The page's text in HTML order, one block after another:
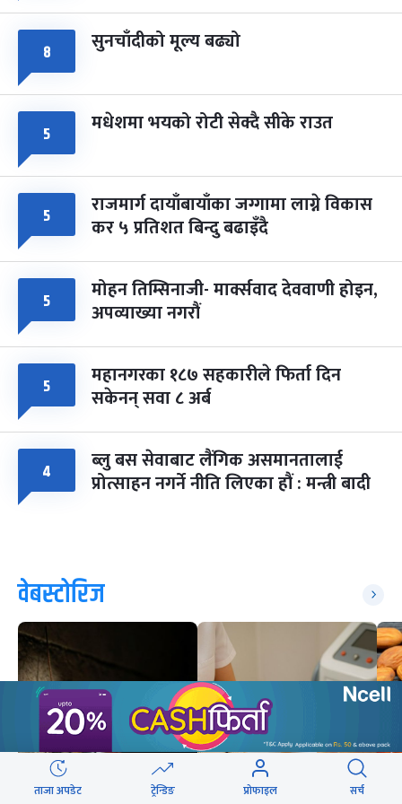
८ सुनचाँदीको मूल्य बढ्यो
५ मधेशमा भयको रोटी सेक्दै सीके राउत
५ राजमार्ग दायाँबायाँका जग्गामा लाग्ने विकास
कर ५ प्रतिशत बिन्दु बढाइँदै
५ मोहन तिम्सिनाजी- मार्क्सवाद देववाणी होइन,
अपव्याख्या नगरौं
५ महानगरका १८७ सहकारीले फिर्ता दिन
सकेनन् सवा ८ अर्ब
४ ब्लु बस सेवाबाट लैंगिक असमानतालाई
प्रोत्साहन नगर्ने नीति लिएका हौं : मन्त्री बादी
वेबस्टोरिज
ताजा अपडेट ट्रेन्डिङ प्रोफाइल सर्च